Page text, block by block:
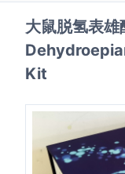
大鼠脱氢表
Kit